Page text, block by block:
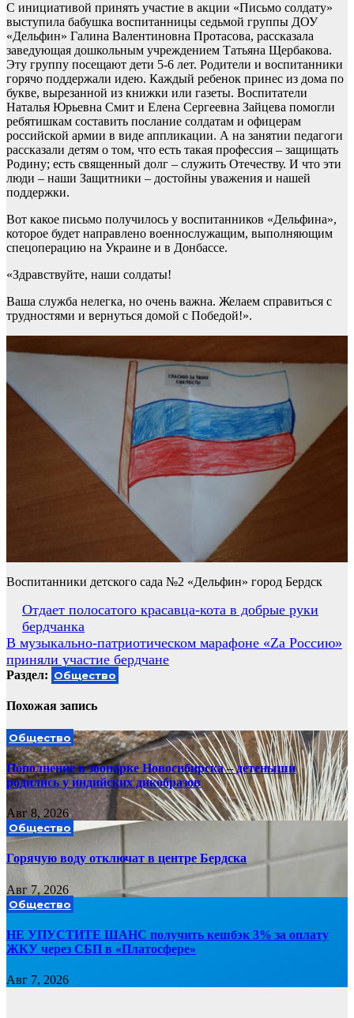
С инициативой принять участие в акции «Письмо солдату»
выступила бабушка воспитанницы седьмой группы ДОУ
«Дельфин» Галина Валентиновна Протасова, рассказала
заведующая дошкольным учреждением Татьяна Щербакова.
Эту группу посещают дети 5-6 лет. Родители и воспитанники
горячо поддержали идею. Каждый ребенок принес из дома по
букве, вырезанной из книжки или газеты. Воспитатели
Наталья Юрьевна Смит и Елена Сергеевна Зайцева помогли
ребятишкам составить послание солдатам и офицерам
российской армии в виде аппликации. А на занятии педагоги
рассказали детям о том, что есть такая профессия – защищать
Родину; есть священный долг – служить Отечеству. И что эти
люди – наши Защитники – достойны уважения и нашей
поддержки.
Вот какое письмо получилось у воспитанников «Дельфина»,
которое будет направлено военнослужащим, выполняющим
спецоперацию на Украине и в Донбассе.
«Здравствуйте, наши солдаты!
Ваша служба нелегка, но очень важна. Желаем справиться с
трудностями и вернуться домой с Победой!».
Воспитанники детского сада №2 «Дельфин» город Бердск
Навигация
по
записям
Отдает полосатого красавца-кота в добрые руки
бердчанка
В музыкально-патриотическом марафоне «Zа Россию»
приняли участие бердчане
Раздел: Общество
Похожая запись
Общество
Пополнение в зоопарке Новосибирска – детеныши
родились у индийских дикобразов
Авг 8, 2026
Общество
Горячую воду отключат в центре Бердска
Авг 7, 2026
Общество
НЕ УПУСТИТЕ ШАНС получить кешбэк 3% за оплату
ЖКУ через СБП в «Платосфере»
Авг 7, 2026